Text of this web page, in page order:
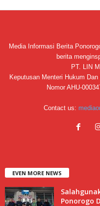
Media Informasi Berita
berita
PT. LIN
Keputusan Menteri Hukum
Nomor AHU-
Contact us:
EVEN MORE NEWS
Ponorogo